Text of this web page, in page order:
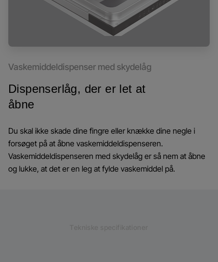
Vaskemiddeldispenser med skydelåg
Dispenserlåg, der er let at
åbne
Du skal ikke skade dine fingre eller knække dine negle i
forsøget på at åbne vaskemiddeldispenseren.
Vaskemiddeldispenseren med skydelåg er så nem at åbne
og lukke, at det er en leg at fylde vaskemiddel på.